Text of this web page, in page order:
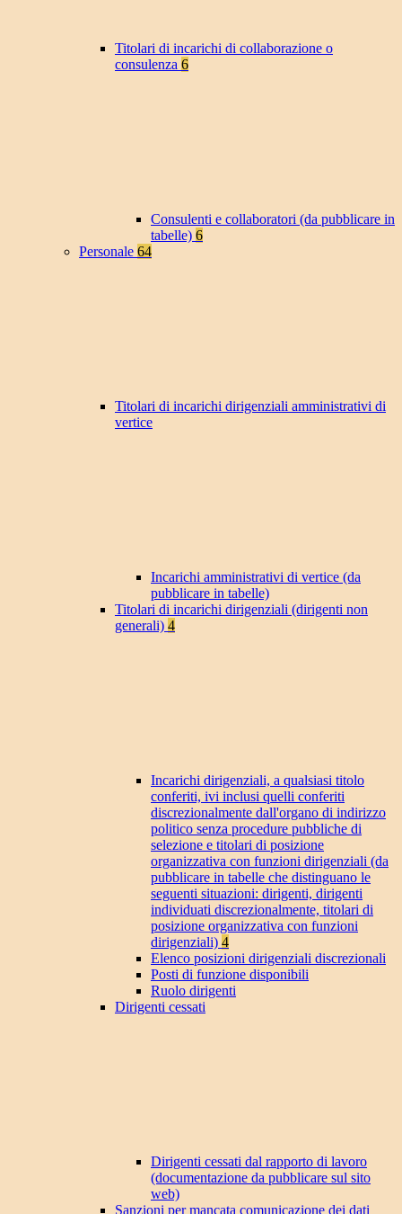
Titolari di incarichi di collaborazione o
consulenza 6
Consulenti e collaboratori (da pubblicare in
tabelle) 6
Personale 64
Titolari di incarichi dirigenziali amministrativi di
vertice
Incarichi amministrativi di vertice (da
pubblicare in tabelle)
Titolari di incarichi dirigenziali (dirigenti non
generali) 4
Incarichi dirigenziali, a qualsiasi titolo
conferiti, ivi inclusi quelli conferiti
discrezionalmente dall'organo di indirizzo
politico senza procedure pubbliche di
selezione e titolari di posizione
organizzativa con funzioni dirigenziali (da
pubblicare in tabelle che distinguano le
seguenti situazioni: dirigenti, dirigenti
individuati discrezionalmente, titolari di
posizione organizzativa con funzioni
dirigenziali) 4
Elenco posizioni dirigenziali discrezionali
Posti di funzione disponibili
Ruolo dirigenti
Dirigenti cessati
Dirigenti cessati dal rapporto di lavoro
(documentazione da pubblicare sul sito
web)
Sanzioni per mancata comunicazione dei dati